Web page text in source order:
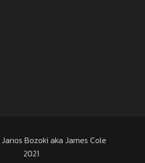
Bozoki aka James Cole
2021